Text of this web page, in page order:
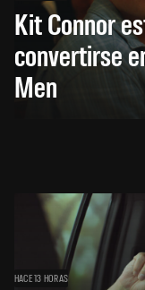
Kit Connor
convertirse
Men
HACE 13 HORAS